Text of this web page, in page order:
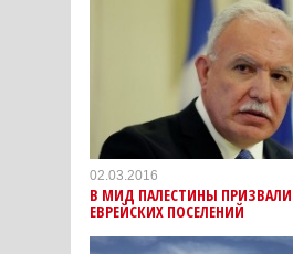
02.03.2016
В МИД ПАЛЕСТИНЫ
ЕВРЕЙСКИХ ПОСЕЛЕНИЙ